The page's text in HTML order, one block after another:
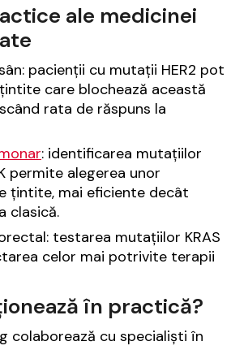
ale medicinei
pacienții cu mutații HER2 pot
care blochează această
rata de răspuns la
: identificarea mutațiilor
permite alegerea unor
țintite, mai eficiente decât
clasică.
testarea mutațiilor KRAS
celor mai potrivite terapii
în practică?
colaborează cu specialiști în